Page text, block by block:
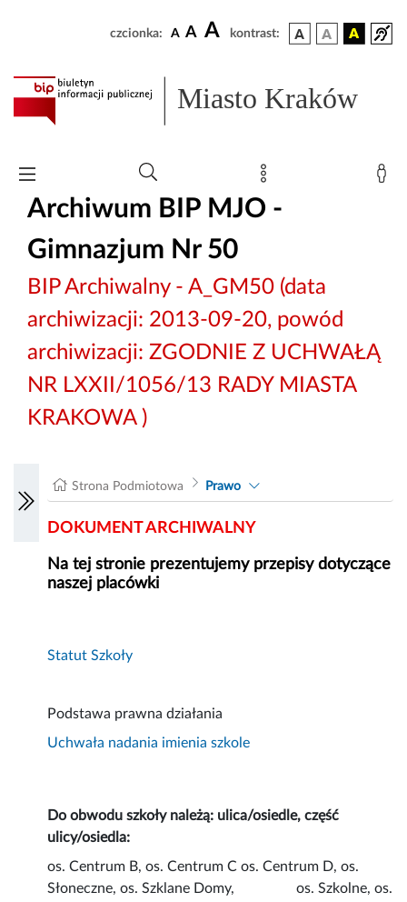
czcionka: A A A kontrast:
Miasto Kraków
Archiwum BIP MJO -
Gimnazjum Nr 50
BIP Archiwalny - A_GM50 (data
archiwizacji: 2013-09-20, powód
archiwizacji: ZGODNIE Z UCHWAŁĄ
NR LXXII/1056/13 RADY MIASTA
KRAKOWA )
Strona Podmiotowa Prawo
DOKUMENT ARCHIWALNY
Na tej stronie prezentujemy przepisy dotyczące
naszej placówki
Statut Szkoły
Podstawa prawna działania
Uchwała nadania imienia szkole
Do obwodu szkoły należą: ulica/osiedle, część
ulicy/osiedla:
os. Centrum B, os. Centrum C os. Centrum D, os.
Słoneczne, os. Szklane Domy, os. Szkolne, os.